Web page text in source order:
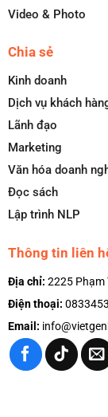
Video & Photo
Chia sẻ
Kinh doanh
Dịch vụ khách
Lãnh đạo
Marketing
Văn hóa doanh
Đọc sách
Lập trình NLP
Thông tin liên
Địa chỉ: 2225 Phạm
Điện thoại:
Email: